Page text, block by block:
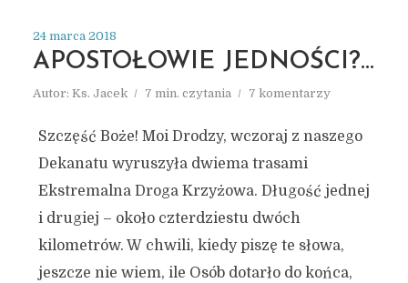
24 marca 2018
APOSTOŁOWIE JEDNOŚCI?…
Autor: Ks. Jacek 7 min. czytania 7 komentarzy
Szczęść Boże! Moi Drodzy, wczoraj z naszego
Dekanatu wyruszyła dwiema trasami
Ekstremalna Droga Krzyżowa. Długość jednej
i drugiej – około czterdziestu dwóch
kilometrów. W chwili, kiedy piszę te słowa,
jeszcze nie wiem, ile Osób dotarło do końca,